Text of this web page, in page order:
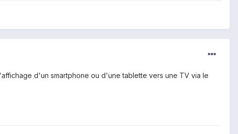
d'un smartphone ou d'une tablette vers une TV via le